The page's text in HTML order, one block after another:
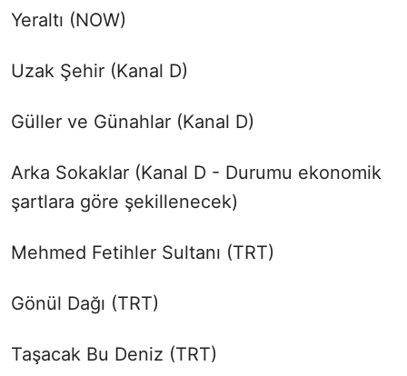
Yeraltı (NOW)
Uzak Şehir (Kanal D)
Güller ve Günahlar (Kanal D)
Arka Sokaklar (Kanal D - Durumu ekonomik
şartlara göre şekillenecek)
Mehmed Fetihler Sultanı (TRT)
Gönül Dağı (TRT)
Taşacak Bu Deniz (TRT)